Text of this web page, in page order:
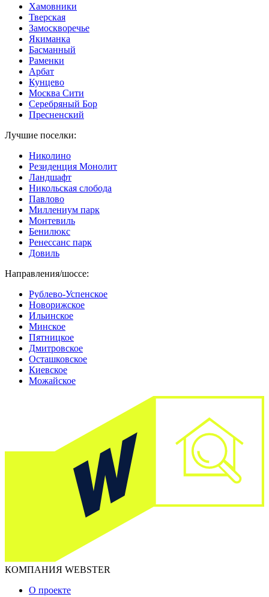
Хамовники
Тверская
Замоскворечье
Якиманка
Басманный
Раменки
Арбат
Кунцево
Москва Сити
Серебряный Бор
Пресненский
Лучшие поселки:
Николино
Резиденция Монолит
Ландшафт
Никольская слобода
Павлово
Миллениум парк
Монтевиль
Бенилюкс
Ренессанс парк
Довиль
Направления/шоссе:
Рублево-Успенское
Новорижское
Ильинское
Минское
Пятницкое
Дмитровское
Осташковское
Киевское
Можайское
КОМПАНИЯ WEBSTER
О проекте